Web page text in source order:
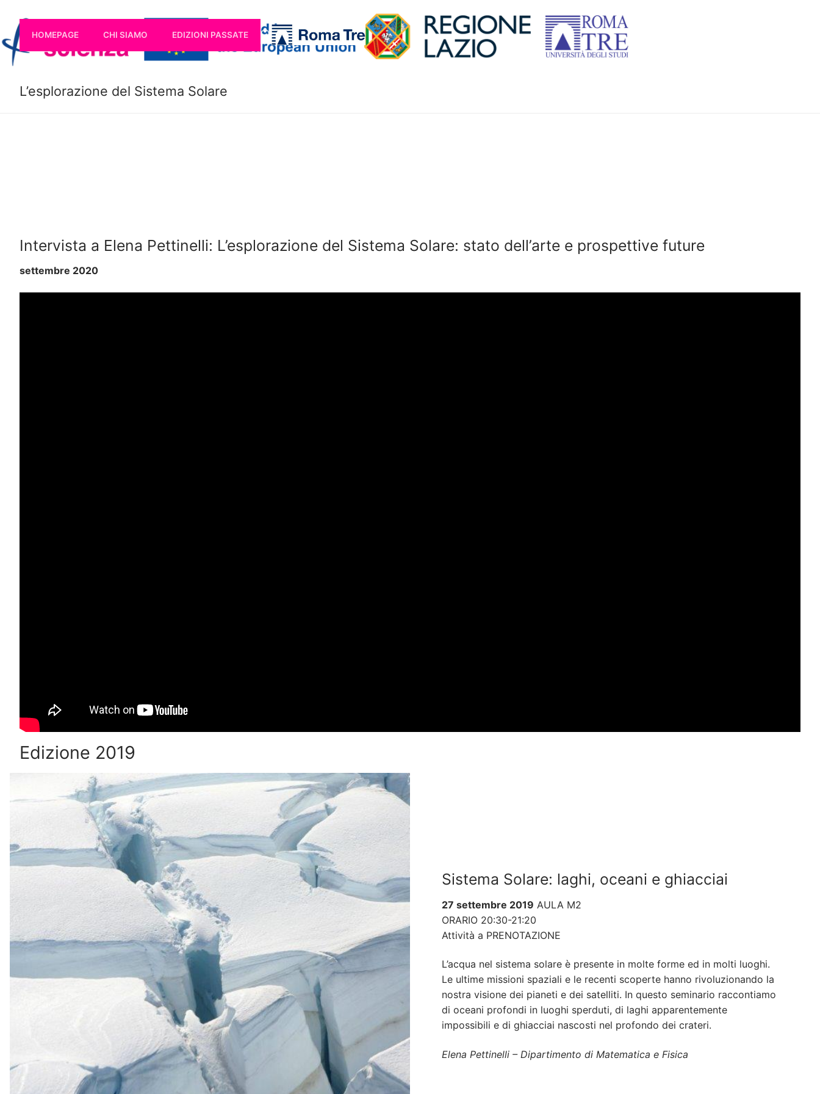
contenutoHOMEPAGE CHI SIAMO EDIZIONI PASSATE
Edizioni passate
L’esplorazione del Sistema Solare
Intervista a Elena Pettinelli: L’esplorazione del Sistema Solare: stato dell’arte e prospettive future
settembre 2020
Edizione 2019
Sistema Solare: laghi, oceani e ghiacciai
27 settembre 2019 AULA M2
ORARIO 20:30-21:20
Attività a PRENOTAZIONE
L’acqua nel sistema solare è presente in molte forme ed in molti luoghi.
Le ultime missioni spaziali e le recenti scoperte hanno rivoluzionando la
nostra visione dei pianeti e dei satelliti. In questo seminario raccontiamo
di oceani profondi in luoghi sperduti, di laghi apparentemente
impossibili e di ghiacciai nascosti nel profondo dei crateri.
Elena Pettinelli – Dipartimento di Matematica e Fisica